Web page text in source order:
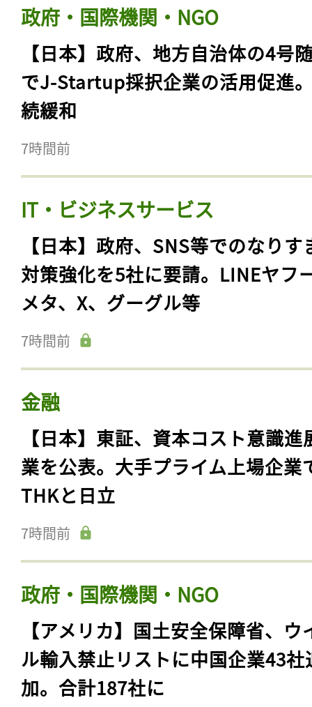
政府・国際機関・NGO
【日本】政府、地方自治体の4号
でJ-Startup採択企業の活用促進
続緩和
7時間前
IT・ビジネスサービス
【日本】政府、SNS等でのなりす
対策強化を5社に要請。LINEヤフ
メタ、X、グーグル等
7時間前
金融
【日本】東証、資本コスト意識進
業を公表。大手プライム上場企業
THKと日立
7時間前
政府・国際機関・NGO
【アメリカ】国土安全保障省、ウ
ル輸入禁止リストに中国企業43社
加。合計187社に